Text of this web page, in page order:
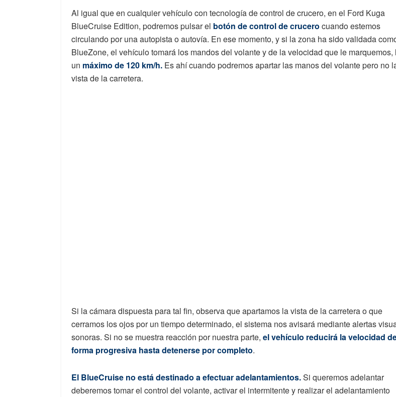
Al igual que en cualquier vehículo con tecnología de control de crucero, en el Ford Kuga
BlueCruise Edition, podremos pulsar el botón de control de crucero cuando estemos
circulando por una autopista o autovía. En ese momento, y si la zona ha sido validada
BlueZone, el vehículo tomará los mandos del volante y de la velocidad que le marquemos,
un máximo de 120 km/h. Es ahí cuando podremos apartar las manos del volante pero no
vista de la carretera.
Si la cámara dispuesta para tal fin, observa que apartamos la vista de la carretera o que
cerramos los ojos por un tiempo determinado, el sistema nos avisará mediante alertas
sonoras. Si no se muestra reacción por nuestra parte, el vehículo reducirá la velocidad
forma progresiva hasta detenerse por completo.
El BlueCruise no está destinado a efectuar adelantamientos.Si queremos adelantar
deberemos tomar el control del volante, activar el intermitente y realizar el adelantamiento